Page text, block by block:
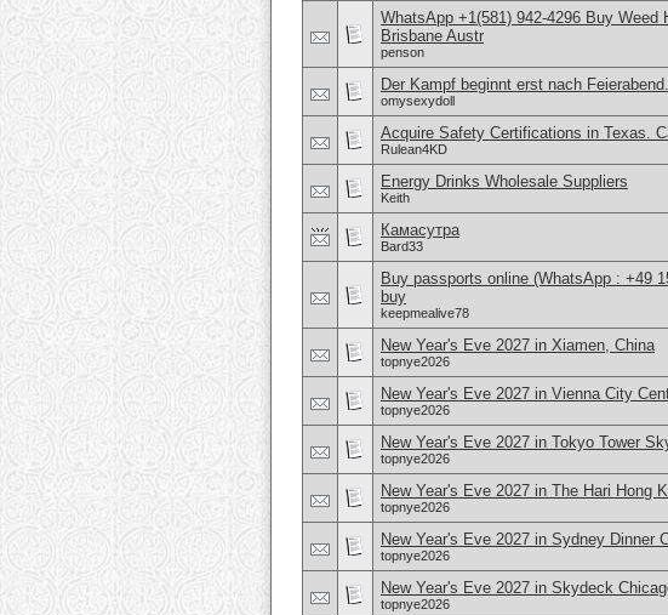
WhatsApp +1(581) 942-4296 Buy
Brisbane Austr
penson
Der Kampf beginnt erst nach
omysexydoll
Acquire Safety Certifications in Texas.
Rulean4KD
Energy Drinks Wholesale Suppliers
Keith
Камасутра
Bard33
Buy passports online (WhatsApp : +49
buy
keepmealive78
New Year's Eve 2027 in Xiamen, China
topnye2026
New Year's Eve 2027 in Vienna City
topnye2026
New Year's Eve 2027 in Tokyo Tower
topnye2026
New Year's Eve 2027 in The Hari Hong
topnye2026
New Year's Eve 2027 in Sydney Dinner
topnye2026
New Year's Eve 2027 in Skydeck
topnye2026